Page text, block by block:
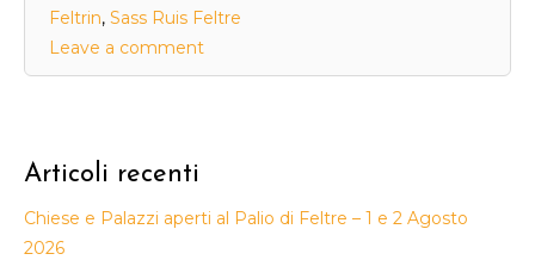
Feltrin, Sass Ruis Feltre
Leave a comment
Articoli recenti
Chiese e Palazzi aperti al Palio di Feltre – 1 e 2 Agosto
2026